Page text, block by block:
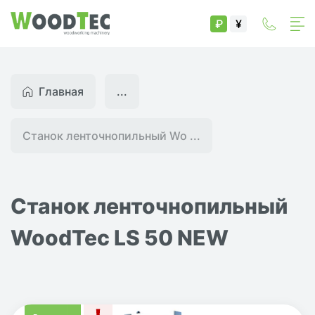
₽ ¥
Главная
Станок ленточнопильный Wo ...
...
Станок ленточнопильный
WoodTec LS 50 NEW